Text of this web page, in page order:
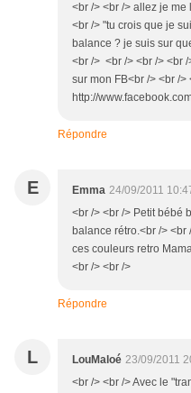
<br /> <br /> allez je
<br /> "tu crois que je
balance ? je suis sur
<br /> <br /> <br /> <br
sur mon FB<br /> <br /
http://
Répondre
E Emma 24/09/2011
<br /> <br /> Petit bébé
balance rétro.<br /> <br
ces couleurs retro
<br /> <br />
Répondre
L LouMaloé 23/09/2011
<br /> <br /> Avec le